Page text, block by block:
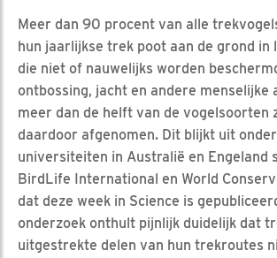
Meer dan 90 procent van alle
hun jaarlijkse trek poot aan de grond in
die niet of nauwelijks worden
ontbossing, jacht en andere menselijke
meer dan de helft van de vogelsoorten
daardoor afgenomen. Dit blijkt uit
universiteiten in Australië en Engeland
BirdLife International en World
dat deze week in Science is
onderzoek onthult pijnlijk duidelijk dat
uitgestrekte delen van hun trekroutes